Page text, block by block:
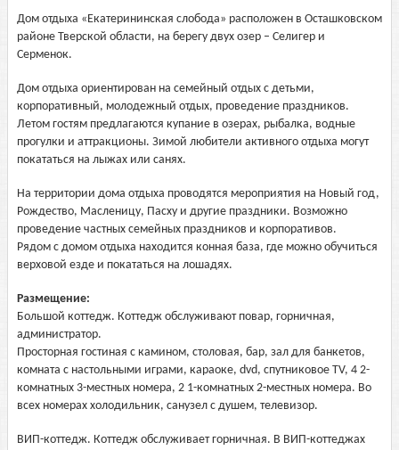
Дом отдыха «Екатерининская слобода» расположен в Осташковском
районе Тверской области, на берегу двух озер – Селигер и
Серменок.
Дом отдыха ориентирован на семейный отдых с детьми,
корпоративный, молодежный отдых, проведение праздников.
Летом гостям предлагаются купание в озерах, рыбалка, водные
прогулки и аттракционы. Зимой любители активного отдыха могут
покататься на лыжах или санях.
На территории дома отдыха проводятся мероприятия на Новый год,
Рождество, Масленицу, Пасху и другие праздники. Возможно
проведение частных семейных праздников и корпоративов.
Рядом с домом отдыха находится конная база, где можно обучиться
верховой езде и покататься на лошадях.
Размещение:
Большой коттедж. Коттедж обслуживают повар, горничная,
администратор.
Просторная гостиная с камином, столовая, бар, зал для банкетов,
комната с настольными играми, караоке, dvd, спутниковое TV, 4 2-
комнатных 3-местных номера, 2 1-комнатных 2-местных номера. Во
всех номерах холодильник, санузел с душем, телевизор.
ВИП-коттедж. Коттедж обслуживает горничная. В ВИП-коттеджах